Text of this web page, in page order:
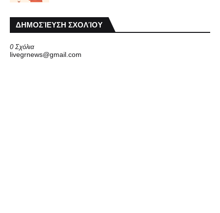
ΔΗΜΟΣΊΕΥΣΗ ΣΧΟΛΊΟΥ
0 Σχόλια
livegrnews@gmail.com